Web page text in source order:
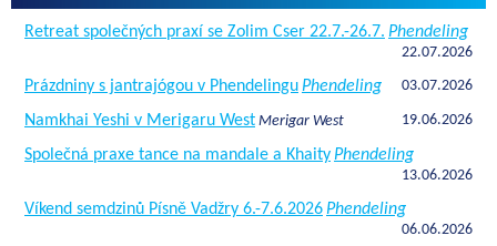
Retreat společných praxí se Zolim Cser 22.7.-26.7. Phendeling
22.07.2026
Prázdniny s jantrajógou v PhendelinguPhendeling 03.07.2026
Namkhai Yeshi v Merigaru West Merigar West 19.06.2026
Společná praxe tance na mandale a KhaityPhendeling
13.06.2026
Víkend semdzinů Písně Vadžry 6.-7.6.2026Phendeling
06.06.2026